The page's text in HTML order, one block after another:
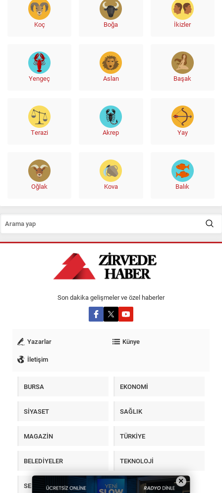
Koç Boğa İkizler
Yengeç Aslan Başak
Terazi Akrep Yay
Oğlak Kova Balık
Son dakika gelişmeler ve özel haberler
Yazarlar
Künye
İletişim
BURSA EKONOMİ
SİYASET SAĞLIK
MAGAZİN TÜRKİYE
BELEDİYELER TEKNOLOJİ
SEKTÖR ×